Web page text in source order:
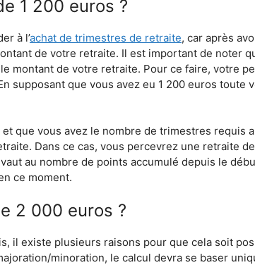
1 200 euros ?
à l’achat de trimestres de retraite, car après
de votre retraite. Il est important de noter
montant de votre retraite. Pour ce faire, votre
supposant que vous avez eu 1 200 euros toute
que vous avez le nombre de trimestres requis
Dans ce cas, vous percevrez une retraite
au nombre de points accumulé depuis le
ce moment.
2 000 euros ?
il existe plusieurs raisons pour que cela soit
majoration/minoration, le calcul devra se baser